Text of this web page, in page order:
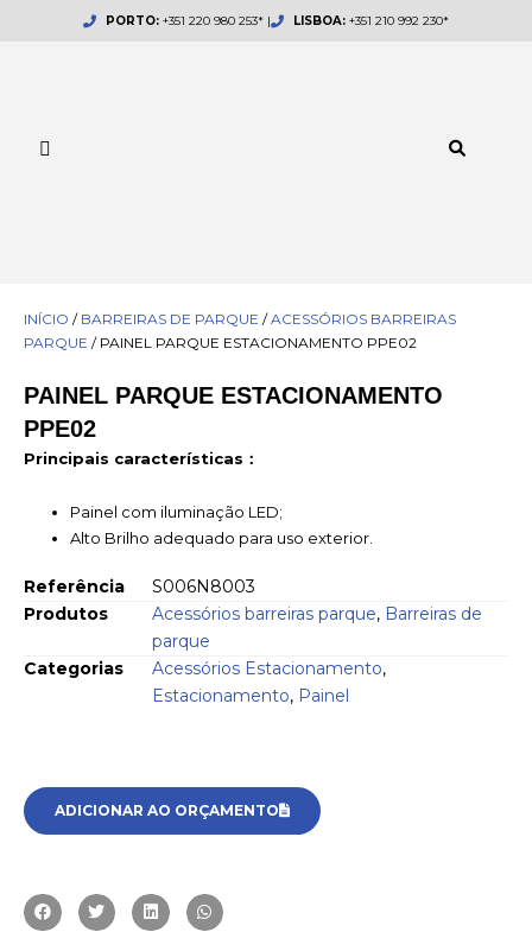
PORTO: +351 220 980 253* | LISBOA:+351 210 992 230*
INÍCIO / BARREIRAS DE PARQUE /ACESSÓRIOS BARREIRAS
PARQUE / PAINEL PARQUE ESTACIONAMENTO PPE02
PAINEL PARQUE ESTACIONAMENTO
PPE02
Principais características：
Painel com iluminação LED;
Alto Brilho adequado para uso exterior.
Referência
S006N8003
Produtos
Acessórios barreiras parque, Barreiras de
parque
Categorias
Acessórios Estacionamento,
Estacionamento, Painel
ADICIONAR AO ORÇAMENTO